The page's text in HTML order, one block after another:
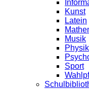
Kunst
Latein
Musik
Physik
Sport